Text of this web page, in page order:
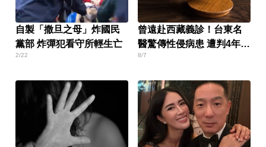
自製「撒旦之母」炸國民
黨部 炸彈犯看守所輕生亡
2/22
曾遠赴西藏義診！台東名
醫驚傳性侵病患 遭判4年8
月
8/7